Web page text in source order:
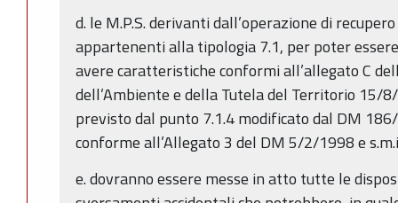
d. le M.P.S. derivanti dall’operazione di
appartenenti alla tipologia 7.1, per poter
avere caratteristiche conformi all’allegato C
dell’Ambiente e della Tutela del Territorio 15/
previsto dal punto 7.1.4 modificato dal DM
conforme all’Allegato 3 del DM 5/2/1998 e
e. dovranno essere messe in atto tutte le